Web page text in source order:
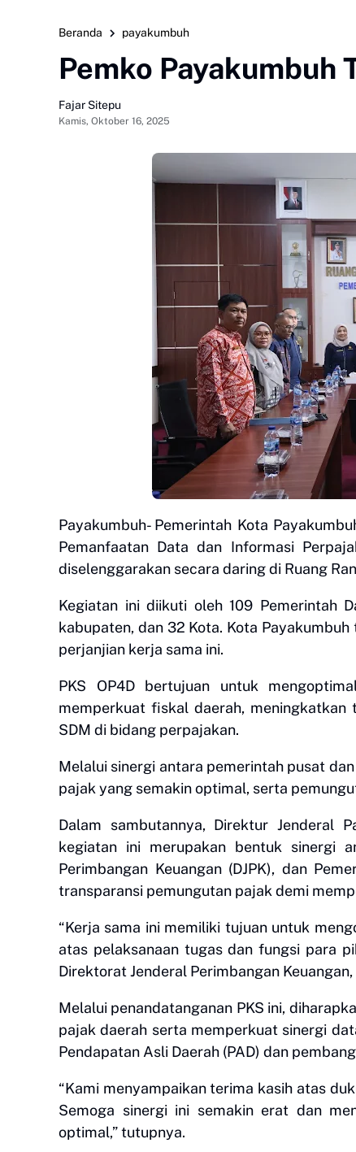
Beranda payakumbuh
Pemko Payakumbuh
Fajar Sitepu
Kamis, Oktober 16, 2025
Payakumbuh- Pemerintah Kota
Pemanfaatan Data dan Informasi
diselenggarakan secara daring di Ruang
Kegiatan ini diikuti oleh 109 Pemerintah
kabupaten, dan 32 Kota. Kota
perjanjian kerja sama ini.
PKS OP4D bertujuan untuk
memperkuat fiskal daerah, meningkatkan
SDM di bidang perpajakan.
Melalui sinergi antara pemerintah pusat
pajak yang semakin optimal, serta
Dalam sambutannya, Direktur Jenderal
kegiatan ini merupakan bentuk sinergi
Perimbangan Keuangan (DJPK), dan
transparansi pemungutan pajak demi
“Kerja sama ini memiliki tujuan untuk
atas pelaksanaan tugas dan fungsi para
Direktorat Jenderal Perimbangan
Melalui penandatanganan PKS ini,
pajak daerah serta memperkuat sinergi
Pendapatan Asli Daerah (PAD) dan
“Kami menyampaikan terima kasih atas
Semoga sinergi ini semakin erat dan
optimal,” tutupnya.